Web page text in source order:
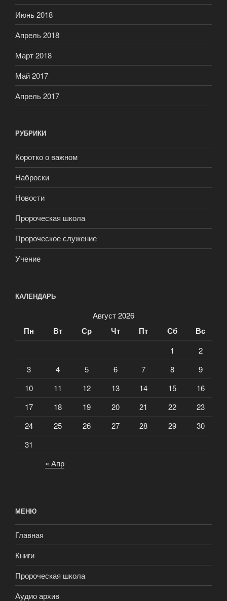
Июнь 2018
Апрель 2018
Март 2018
Май 2017
Апрель 2017
РУБРИКИ
Коротко о важном
Наброски
Новости
Пророческая школа
Пророческое служение
Учение
КАЛЕНДАРЬ
Август 2026
Пн Вт Ср Чт Пт Сб Вс
1
2
3
4 5 6 7 8
9
10
11 12 13 14 15
16
17
18 19 20 21 22
23
24
25 26 27 28 29
30
31
« Апр
МЕНЮ
Главная
Книги
Пророческая школа
Аудио архив